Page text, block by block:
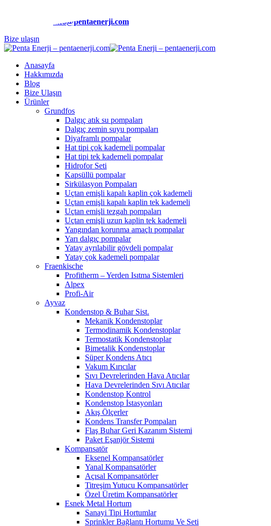
info@pentaenerji.com
Bize ulaşın
Anasayfa
Hakkımızda
Blog
Bize Ulaşın
Ürünler
Grundfos
Dalgıç atık su pompaları
Dalgıç zemin suyu pompaları
Diyaframlı pompalar
Hat tipi çok kademeli pompalar
Hat tipi tek kademeli pompalar
Hidrofor Seti
Kapsüllü pompalar
Sirkülasyon Pompaları
Uçtan emişli kapalı kaplin çok kademeli
Uçtan emişli kapalı kaplin tek kademeli
Uçtan emişli tezgah pompaları
Uçtan emişli uzun kaplin tek kademeli
Yangından korunma amaçlı pompalar
Yarı dalgıç pompalar
Yatay ayrılabilir gövdeli pompalar
Yatay çok kademeli pompalar
Fraenkische
Profitherm – Yerden Isıtma Sistemleri
Alpex
Profi-Air
Ayvaz
Kondenstop & Buhar Sist.
Mekanik Kondenstoplar
Termodinamik Kondenstoplar
Termostatik Kondenstoplar
Bimetalik Kondenstoplar
Süper Kondens Atıcı
Vakum Kırıcılar
Sıvı Devrelerinden Hava Atıcılar
Hava Devrelerinden Sıvı Atıcılar
Kondenstop Kontrol
Kondenstop İstasyonları
Akış Ölçerler
Kondens Transfer Pompaları
Flaş Buhar Geri Kazanım Sistemi
Paket Eşanjör Sistemi
Kompansatör
Eksenel Kompansatörler
Yanal Kompansatörler
Açısal Kompansatörler
Titreşim Yutucu Kompansatörler
Özel Üretim Kompansatörler
Esnek Metal Hortum
Sanayi Tipi Hortumlar
Sprinkler Bağlantı Hortumu Ve Seti